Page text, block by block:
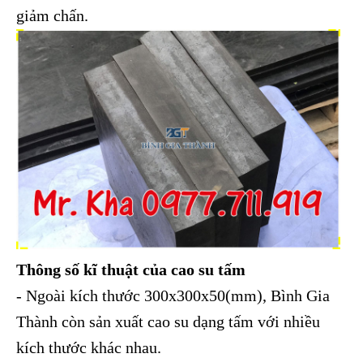
giảm chấn.
Thông số kĩ thuật của cao su tấm
- Ngoài kích thước 300x300x50(mm), Bình Gia
Thành còn sản xuất cao su dạng tấm với nhiều
kích thước khác nhau.